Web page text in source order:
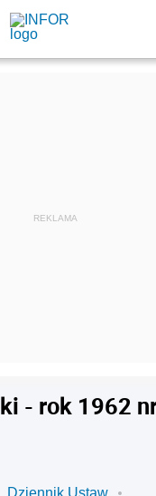
- rok 1962
Dziennik Ustaw